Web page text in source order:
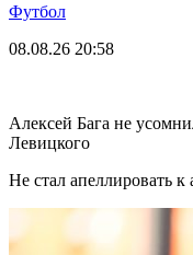
Футбол
08.08.26 20:58
Алексей Бага не
Левицкого
Не стал апеллировать к